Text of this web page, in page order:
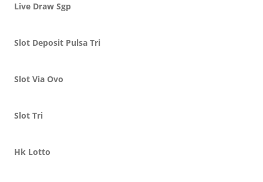
Live Draw Sgp
Slot Deposit Pulsa Tri
Slot Via Ovo
Slot Tri
Hk Lotto